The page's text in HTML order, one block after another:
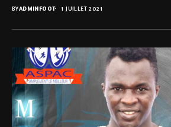
BYADMINFOOT 1 JUILLET 2021